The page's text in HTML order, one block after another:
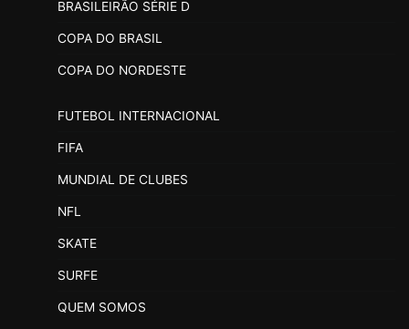
BRASILEIRÃO SÉRIE D
COPA DO BRASIL
COPA DO NORDESTE
FUTEBOL INTERNACIONAL
FIFA
MUNDIAL DE CLUBES
NFL
SKATE
SURFE
QUEM SOMOS